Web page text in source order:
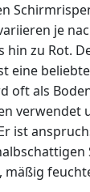
je
hin zu Rot.
eine
oft als
verwendet
ist
mäßig